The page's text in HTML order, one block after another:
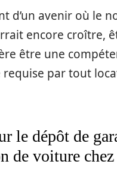
d’un avenir où le
encore croître,
être une
requise par tout
le dépôt de
de voiture